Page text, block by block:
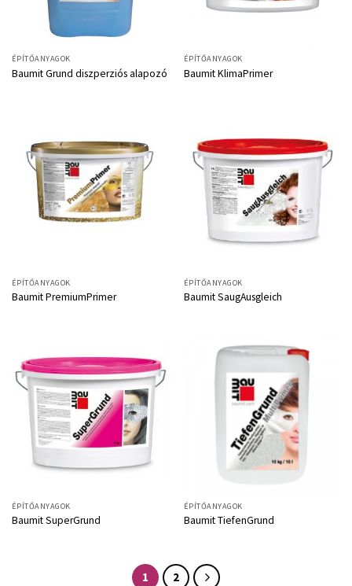
ÉPÍTŐANYAGOK
Baumit Grund diszperziós alapozó
ÉPÍTŐANYAGOK
Baumit KlimaPrimer
ÉPÍTŐANYAGOK
Baumit PremiumPrimer
ÉPÍTŐANYAGOK
Baumit SaugAusgleich
ÉPÍTŐANYAGOK
Baumit SuperGrund
ÉPÍTŐANYAGOK
Baumit TiefenGrund
1 2